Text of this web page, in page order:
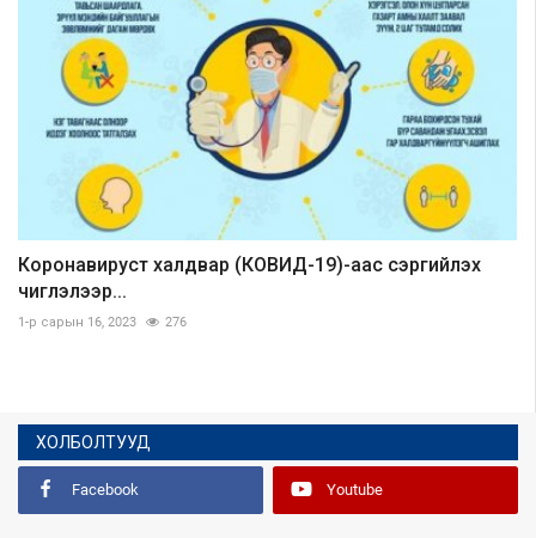
Коронавируст халдвар (КОВИД-19)-аас сэргийлэх
чиглэлээр...
1-р сарын 16, 2023 276
ХОЛБОЛТУУД
Facebook Youtube